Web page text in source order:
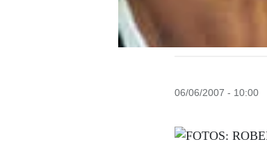
06/06/2007 - 10:00